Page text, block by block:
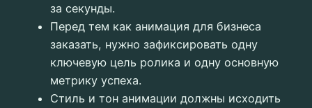
за секунды.
Перед тем как анимация для бизнеса
заказать, нужно зафиксировать одну
ключевую цель ролика и одну основную
метрику успеха.
Стиль и тон анимации должны исходить